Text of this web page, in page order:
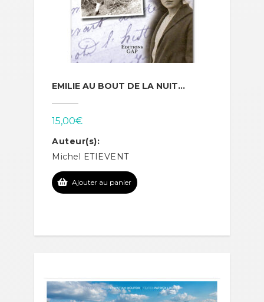
EMILIE AU BOUT DE LA NUIT…
15,00€
Auteur(s):
Michel ETIEVENT
Ajouter au panier